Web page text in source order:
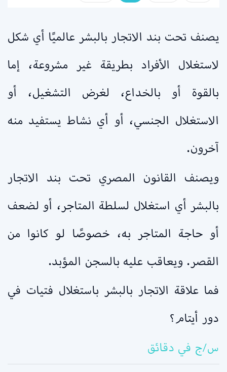
يصنف تحت بند الاتجار بالبشر عالميًا أي شكل
لاستغلال الأفراد بطريقة غير مشروعة، إما
بالقوة أو بالخداع، لغرض التشغيل، أو
الاستغلال الجنسي، أو أي نشاط يستفيد منه
آخرون.
ويصنف القانون المصري تحت بند الاتجار
بالبشر أي استغلال لسلطة المتاجر، أو لضعف
أو حاجة المتاجر به، خصوصًا لو كانوا من
القصر. ويعاقب عليه بالسجن المؤبد.
فما علاقة الاتجار بالبشر باستغلال فتيات في
دور أيتام؟
س/ج في دقائق